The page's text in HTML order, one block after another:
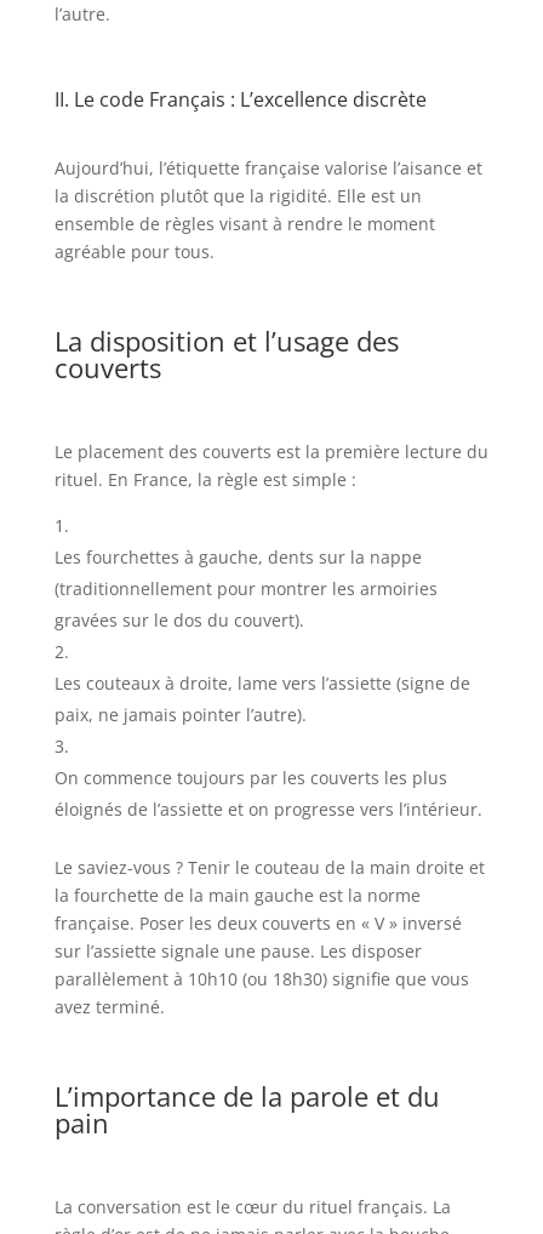
l’autre.
II. Le code Français : L’excellence discrète
Aujourd’hui, l’étiquette française valorise l’aisance et
la discrétion plutôt que la rigidité. Elle est un
ensemble de règles visant à rendre le moment
agréable pour tous.
La disposition et l’usage des
couverts
Le placement des couverts est la première lecture du
rituel. En France, la règle est simple :
Les fourchettes à gauche, dents sur la nappe
(traditionnellement pour montrer les armoiries
gravées sur le dos du couvert).
Les couteaux à droite, lame vers l’assiette (signe de
paix, ne jamais pointer l’autre).
On commence toujours par les couverts les plus
éloignés de l’assiette et on progresse vers l’intérieur.
Le saviez-vous ? Tenir le couteau de la main droite et
la fourchette de la main gauche est la norme
française. Poser les deux couverts en « V » inversé
sur l’assiette signale une pause. Les disposer
parallèlement à 10h10 (ou 18h30) signifie que vous
avez terminé.
L’importance de la parole et du
pain
La conversation est le cœur du rituel français. La